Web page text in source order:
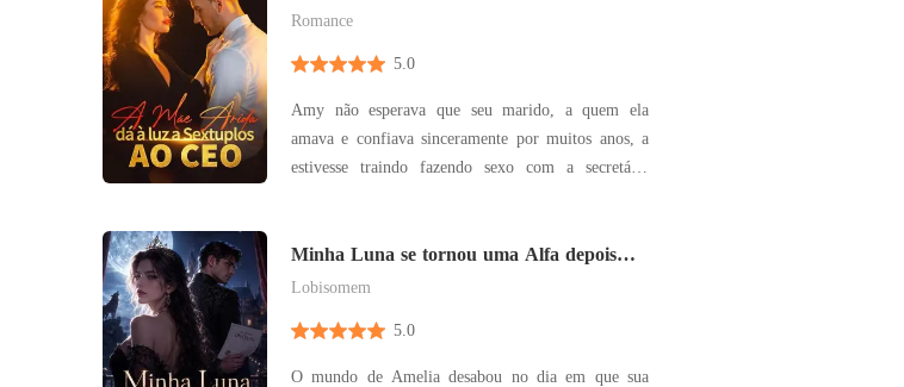
provou o gost
Romance
5.0
Amy não esperava que seu marido, a quem ela
amava e confiava sinceramente por muitos anos, a
estivesse traindo fazendo sexo com a secretária
estéril na cara, afinal, ela não concebeu nos últimos
trê
Minha Luna se tornou uma Alfa depois
que a rejeitei
Lobisomem
5.0
O mundo de Amelia desabou no dia em que sua